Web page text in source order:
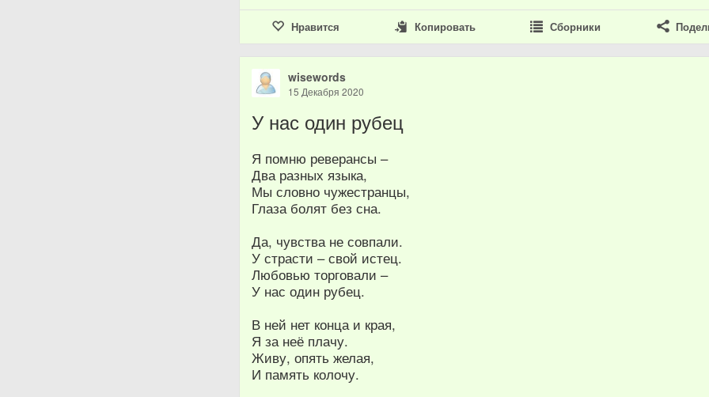
Нравится Копировать Сборники
wisewords
15 Декабря 2020
У нас один рубец
Я помню реверансы –
Два разных языка,
Мы словно чужестранцы,
Глаза болят без сна.
Да, чувства не совпали.
У страсти – свой истец.
Любовью торговали –
У нас один рубец.
В ней нет конца и края,
Я за неё плачу.
Живу, опять желая,
И память колочу.